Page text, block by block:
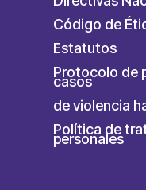
Código de
Estatutos
Protocolo de
casos
de violencia
Política de
personales